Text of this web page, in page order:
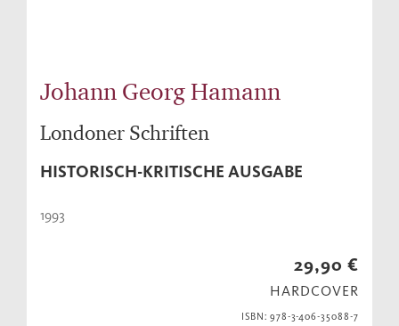
Johann Georg Hamann
Londoner Schriften
HISTORISCH-KRITISCHE AUSGABE
1993
29,90 €
HARDCOVER
ISBN: 978-3-406-35088-7